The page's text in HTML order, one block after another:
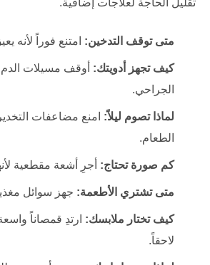
متى توقف التدخين: امتنع فوراً لأنه
كيف تجهز أدويتك: أوقف مسيلات
الجراحي.
لماذا تصوم ليلاً: امنع مضاعفات
الطعام.
كم صورة تحتاج: أجرِ أشعة مقطعية
متى تشتري الأطعمة: جهز سوائل
كيف تختار ملابسك: ارتدِ قمصاناً
لاحقاً.